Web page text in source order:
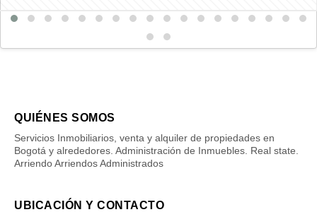
QUIÉNES SOMOS
Servicios Inmobiliarios, venta y alquiler de propiedades en
Bogotá y alrededores. Administración de Inmuebles. Real state.
Arriendo Arriendos Administrados
UBICACIÓN Y CONTACTO